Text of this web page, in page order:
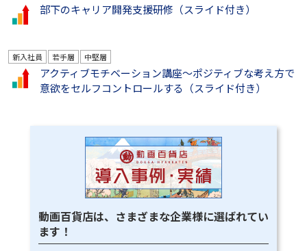
部下のキャリア開発支援研修（スライド付き）
新入社員 若手層 中堅層
アクティブモチベーション講座～ポジティブな考え方で
意欲をセルフコントロールする（スライド付き）
動画百貨店は、さまざまな企業様に選ばれてい
ます！